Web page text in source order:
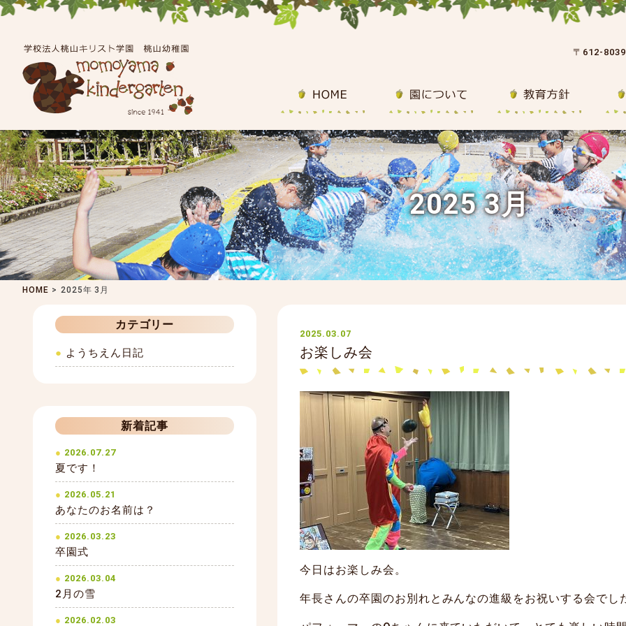
〒612-
2025 3月
HOME > 2025年 3月
カテゴリー
ようちえん日記
新着記事
2026.07.27
夏です！
2026.05.21
あなたのお名前は？
2026.03.23
卒園式
2026.03.04
2月の雪
2026.02.03
2025.03.07
お楽しみ会
今日はお楽しみ会。
年長さんの卒園のお別れとみんなの進級をお祝いする会でし